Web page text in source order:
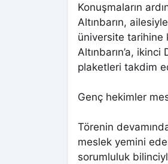
Konuşmaların
Altınbarın,
üniversite tarihine
Altınbarın’a,
plaketleri takdim
Genç hekimler
Törenin
meslek yemini
sorumluluk